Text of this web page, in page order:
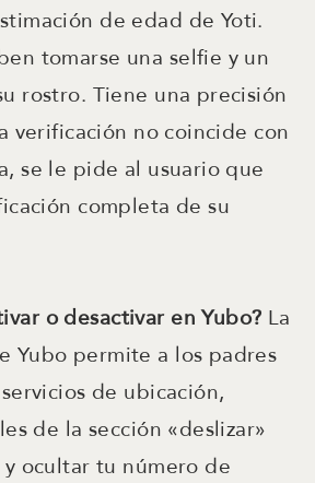
de edad de Yoti.
tomarse una selfie y un
rostro. Tiene una precisión
verificación no coincide con
se le pide al usuario que
completa de su
o desactivar en Yubo? La
Yubo permite a los padres
de ubicación,
de la sección «deslizar»
ocultar tu número de